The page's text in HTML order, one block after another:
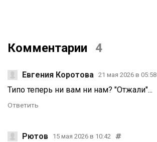
Комментарии 4
Евгения Коротова 21 мая 2026 в 05:58
Типо теперь ни вам ни нам? "Отжали"...
Ответить
Рютов 15 мая 2026 в 10:42